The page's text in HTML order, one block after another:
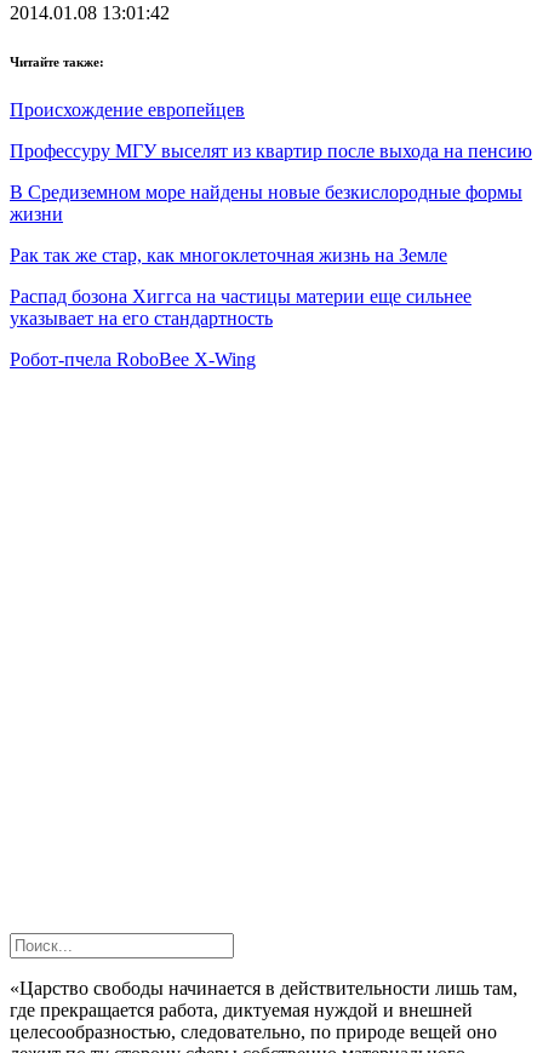
2014.01.08 13:01:42
Читайте также:
Происхождение европейцев
Профессуру МГУ выселят из квартир после выхода на пенсию
В Средиземном море найдены новые безкислородные формы
жизни
Рак так же стар, как многоклеточная жизнь на Земле
Распад бозона Хиггса на частицы материи еще сильнее
указывает на его стандартность
Робот-пчела RoboBee X-Wing
«Царство свободы начинается в действительности лишь там,
где прекращается работа, диктуемая нуждой и внешней
целесообразностью, следовательно, по природе вещей оно